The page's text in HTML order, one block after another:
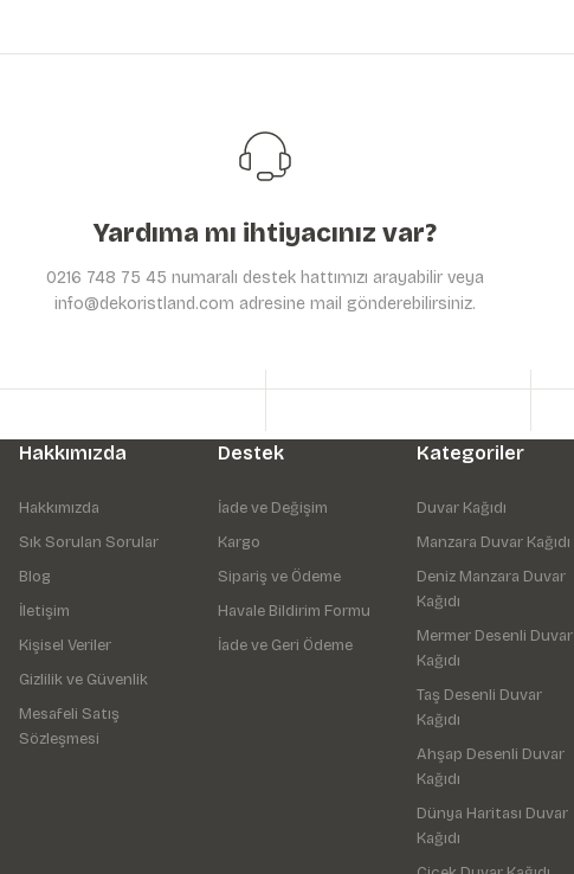
Bu ürüne benzer farklı alternatifler olmalı.
Yardıma mı ihtiyacınız var?
0216 748 75 45 numaralı destek hattımızı arayabilir veya
info@dekoristland.com adresine mail gönderebilirsiniz.
Hakkımızda
Hakkımızda
Sık Sorulan Sorular
Blog
İletişim
Kişisel Veriler
Gizlilik ve Güvenlik
Mesafeli Satış
Sözleşmesi
Destek
İade ve Değişim
Kargo
Sipariş ve Ödeme
Havale Bildirim Formu
İade ve Geri Ödeme
Kategoriler
Duvar Kağıdı
Manzara Duvar Kağıdı
Deniz Manzara Duvar
Kağıdı
Mermer Desenli Duvar
Kağıdı
Taş Desenli Duvar
Kağıdı
Ahşap Desenli Duvar
Kağıdı
Dünya Haritası Duvar
Kağıdı